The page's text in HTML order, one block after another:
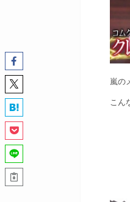
嵐の
こん